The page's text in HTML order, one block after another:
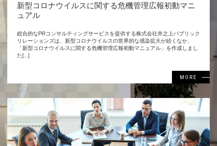
新型コロナウイルスに関する危機管理広報初動マニ
ュアル
総合的なPRコンサルティングサービスを提供する株式会社井之上パブリック
リレーションズは、新型コロナウイルスの世界的な感染拡大が続くなか、
「新型コロナウイルスに関する危機管理広報初動マニュアル」を作成しまし
た[...]
MORE